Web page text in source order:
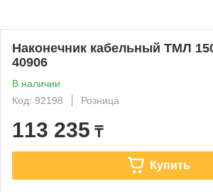
Наконечник кабельный ТМЛ
40906
В наличии
Код: 92198
Розница
113 235 ₸
Купить